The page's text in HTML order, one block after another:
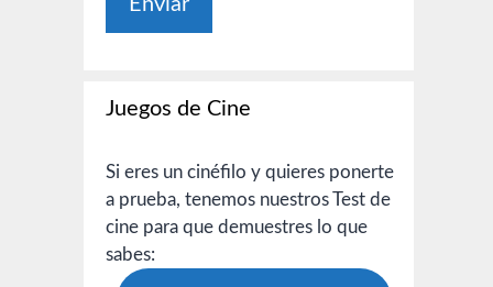
Juegos de Cine
Si eres un cinéfilo y quieres ponerte
a prueba, tenemos nuestros Test de
cine para que demuestres lo que
sabes: